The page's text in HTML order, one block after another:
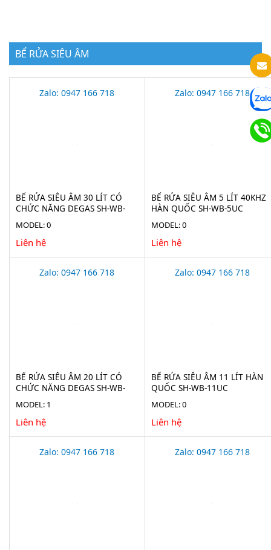
BỂ RỬA SIÊU ÂM
Zalo: 0947 166 718
BỂ RỬA SIÊU ÂM 30 LÍT CÓ
CHỨC NĂNG DEGAS SH-WB-
MODEL: 0
Liên hệ
Zalo: 0947 166 718
BỂ RỬA SIÊU ÂM 5 LÍT 40KHZ
HÀN QUỐC SH-WB-5UC
MODEL: 0
Liên hệ
Zalo: 0947 166 718
BỂ RỬA SIÊU ÂM 20 LÍT CÓ
CHỨC NĂNG DEGAS SH-WB-
MODEL: 1
Liên hệ
Zalo: 0947 166 718
BỂ RỬA SIÊU ÂM 11 LÍT HÀN
QUỐC SH-WB-11UC
MODEL: 0
Liên hệ
Zalo: 0947 166 718 Zalo: 0947 166 718